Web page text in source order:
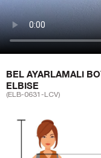
BEL AYARLAMALI
ELBISE
(ELB-0631-LCV)